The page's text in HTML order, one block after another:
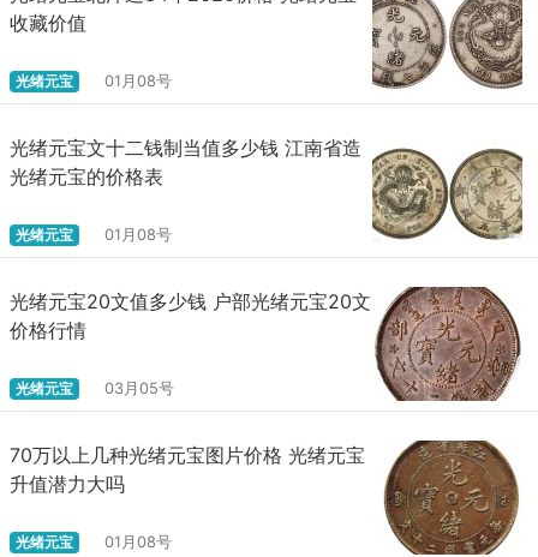
收藏价值
光绪元宝 01月08号
光绪元宝文十二钱制当值多少钱 江南省造
光绪元宝的价格表
光绪元宝 01月08号
光绪元宝20文值多少钱 户部光绪元宝20文
价格行情
光绪元宝 03月05号
70万以上几种光绪元宝图片价格 光绪元宝
升值潜力大吗
光绪元宝 01月08号